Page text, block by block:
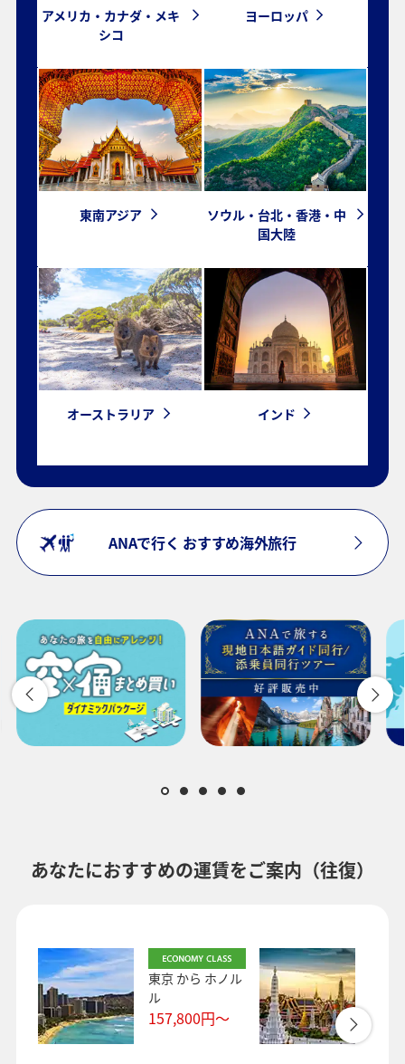
アメリカ・カナダ・メキ
シコ
ヨーロッパ
東南アジア
ソウル・台北・香港・中
国大陸
オーストラリア インド
ANAで行く おすすめ海外旅行
あなたにおすすめの運賃をご案内（往復）
東京 から ホノル
ル
157,800円～